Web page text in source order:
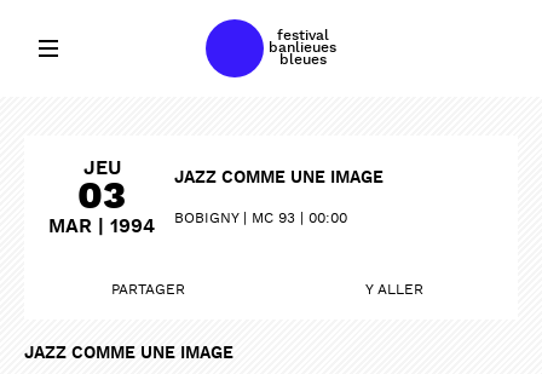
festival
banlieues
bleues
JEU
03
MAR | 1994
JAZZ COMME UNE IMAGE
BOBIGNY MC 93 00:00
PARTAGER Y ALLER
JAZZ COMME UNE IMAGE